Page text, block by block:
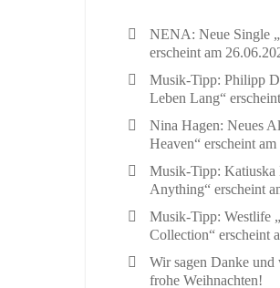
NENA: Neue Single
erscheint am
Musik-Tipp: Philipp
Leben Lang“
Nina Hagen: Neues
Heaven“ erscheint
Musik-Tipp: Katiuska
Anything“ erscheint
Musik-Tipp: Westlife
Collection“ erscheint
Wir sagen Danke und
frohe Weihnachten!